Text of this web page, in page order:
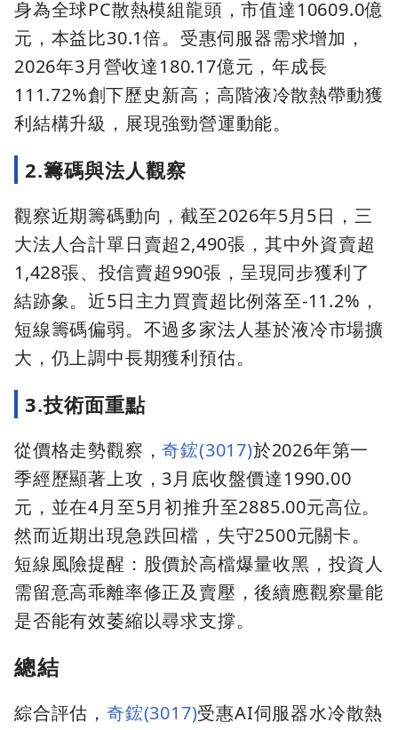
身為全球PC散熱模組龍頭，市值達10609.0億
元，本益比30.1倍。受惠伺服器需求增加，
2026年3月營收達180.17億元，年成長
111.72%創下歷史新高；高階液冷散熱帶動獲
利結構升級，展現強勁營運動能。
2.籌碼與法人觀察
觀察近期籌碼動向，截至2026年5月5日，三
大法人合計單日賣超2,490張，其中外資賣超
1,428張、投信賣超990張，呈現同步獲利了
結跡象。近5日主力買賣超比例落至-11.2%，
短線籌碼偏弱。不過多家法人基於液冷市場擴
大，仍上調中長期獲利預估。
3.技術面重點
從價格走勢觀察，奇鋐(3017)於2026年第一
季經歷顯著上攻，3月底收盤價達1990.00
元，並在4月至5月初推升至2885.00元高位。
然而近期出現急跌回檔，失守2500元關卡。
短線風險提醒：股價於高檔爆量收黑，投資人
需留意高乖離率修正及賣壓，後續應觀察量能
是否能有效萎縮以尋求支撐。
總結
綜合評估， 奇鋐(3017)受惠AI伺服器水冷散熱